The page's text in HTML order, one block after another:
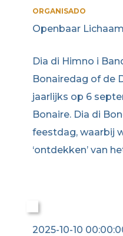
ORGANISADO
Openbaar
Dia di Himno i
Bonairedag of de
jaarlijks op 6
Bonaire. Dia di
feestdag, waarbij
‘ontdekken’ van
2025-10-10